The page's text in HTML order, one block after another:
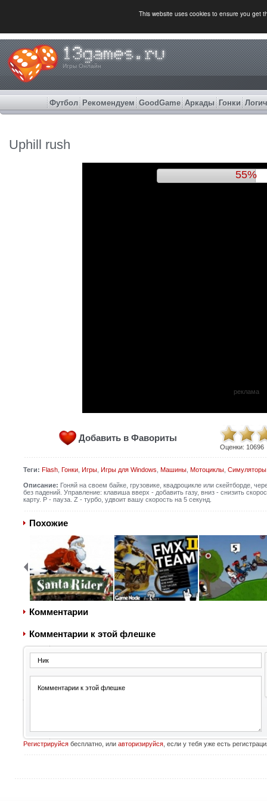
This website uses cookies to ensure you get
Игры Онлайн
Футбол Рекомендуем GoodGame Аркады Гонки
Uphill rush
60%
реклама
Добавить в Фавориты
Оценки: 10696
Теги: Flash, Гонки, Игры, Игры для Windows Машины, Мотоциклы, Симуляторы
Описание: Гоняй на своем байке, грузовике, квадроцикле или скейтборде,
без падений. Управление: клавиша вверх - добавить газу, вниз - снизить
карту. Р - пауза. Z - турбо, удвоит вашу скорость на 5 секунд.
Похожие
Комментарии
Комментарии к этой флешке
Регистрируйсябесплатно, или авторизируйся, если у тебя уже есть